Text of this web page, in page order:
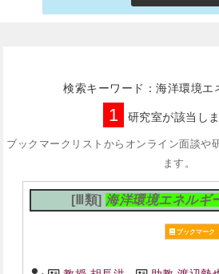
検索キーワード：海洋環境
1 研究室が該当しま
ブックマークリストからオンライン面談や
ます。
[Ⅲ類] 海洋環境エネルギ